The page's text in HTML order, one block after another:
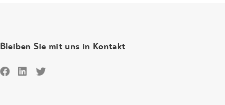
Bleiben Sie mit uns in Kontakt